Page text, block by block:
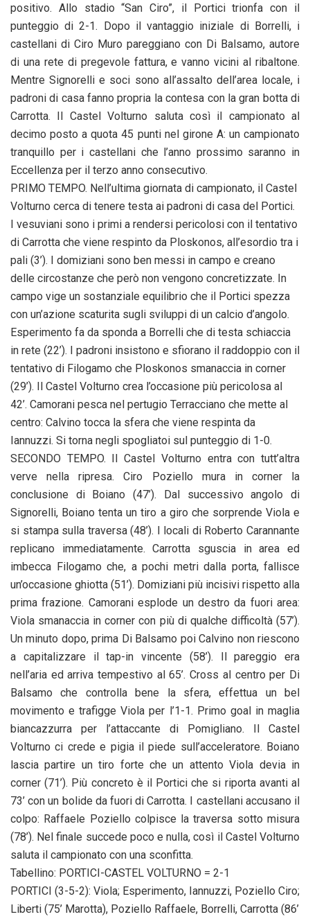
positivo. Allo stadio “San Ciro”, il Portici trionfa con il
punteggio di 2-1. Dopo il vantaggio iniziale di Borrelli, i
castellani di Ciro Muro pareggiano con Di Balsamo, autore
di una rete di pregevole fattura, e vanno vicini al ribaltone.
Mentre Signorelli e soci sono all’assalto dell’area locale, i
padroni di casa fanno propria la contesa con la gran botta di
Carrotta. Il Castel Volturno saluta così il campionato al
decimo posto a quota 45 punti nel girone A: un campionato
tranquillo per i castellani che l’anno prossimo saranno in
Eccellenza per il terzo anno consecutivo.
PRIMO TEMPO. Nell’ultima giornata di campionato, il Castel
Volturno cerca di tenere testa ai padroni di casa del Portici.
I vesuviani sono i primi a rendersi pericolosi con il tentativo
di Carrotta che viene respinto da Ploskonos, all’esordio tra i
pali (3’). I domiziani sono ben messi in campo e creano
delle circostanze che però non vengono concretizzate. In
campo vige un sostanziale equilibrio che il Portici spezza
con un’azione scaturita sugli sviluppi di un calcio d’angolo.
Esperimento fa da sponda a Borrelli che di testa schiaccia
in rete (22’). I padroni insistono e sfiorano il raddoppio con il
tentativo di Filogamo che Ploskonos smanaccia in corner
(29’). Il Castel Volturno crea l’occasione più pericolosa al
42’. Camorani pesca nel pertugio Terracciano che mette al
centro: Calvino tocca la sfera che viene respinta da
Iannuzzi. Si torna negli spogliatoi sul punteggio di 1-0.
SECONDO TEMPO. Il Castel Volturno entra con tutt’altra
verve nella ripresa. Ciro Poziello mura in corner la
conclusione di Boiano (47’). Dal successivo angolo di
Signorelli, Boiano tenta un tiro a giro che sorprende Viola e
si stampa sulla traversa (48’). I locali di Roberto Carannante
replicano immediatamente. Carrotta sguscia in area ed
imbecca Filogamo che, a pochi metri dalla porta, fallisce
un’occasione ghiotta (51’). Domiziani più incisivi rispetto alla
prima frazione. Camorani esplode un destro da fuori area:
Viola smanaccia in corner con più di qualche difficoltà (57’).
Un minuto dopo, prima Di Balsamo poi Calvino non riescono
a capitalizzare il tap-in vincente (58’). Il pareggio era
nell’aria ed arriva tempestivo al 65’. Cross al centro per Di
Balsamo che controlla bene la sfera, effettua un bel
movimento e trafigge Viola per l’1-1. Primo goal in maglia
biancazzurra per l’attaccante di Pomigliano. Il Castel
Volturno ci crede e pigia il piede sull’acceleratore. Boiano
lascia partire un tiro forte che un attento Viola devia in
corner (71’). Più concreto è il Portici che si riporta avanti al
73’ con un bolide da fuori di Carrotta. I castellani accusano il
colpo: Raffaele Poziello colpisce la traversa sotto misura
(78’). Nel finale succede poco e nulla, così il Castel Volturno
saluta il campionato con una sconfitta.
Tabellino: PORTICI-CASTEL VOLTURNO = 2-1
PORTICI (3-5-2): Viola; Esperimento, Iannuzzi, Poziello Ciro;
Liberti (75’ Marotta), Poziello Raffaele, Borrelli, Carrotta (86’